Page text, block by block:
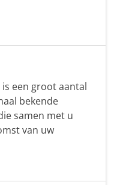
een groot aantal
bekende
samen met u
van uw